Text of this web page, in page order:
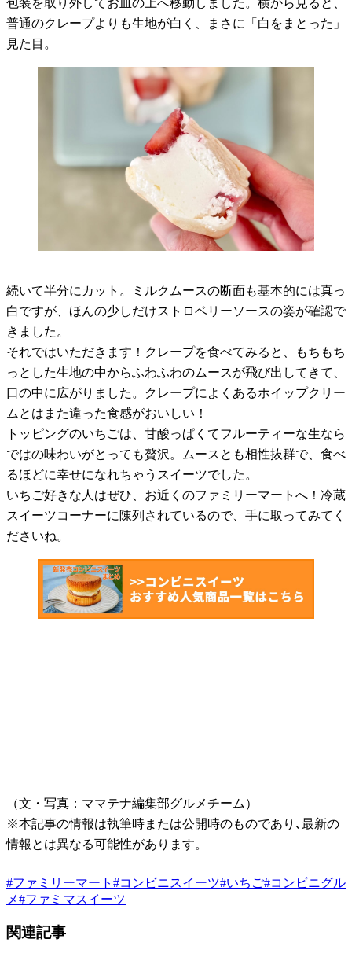
普通のクレープよりも生地が白く、まさに「白をまとった」
見た目。
続いて半分にカット。ミルクムースの断面も基本的には真っ
白ですが、ほんの少しだけストロベリーソースの姿が確認で
きました。
それではいただきます！クレープを食べてみると、もちもち
っとした生地の中からふわふわのムースが飛び出してきて、
口の中に広がりました。クレープによくあるホイップクリー
ムとはまた違った食感がおいしい！
トッピングのいちごは、甘酸っぱくてフルーティーな生なら
ではの味わいがとっても贅沢。ムースとも相性抜群で、食べ
るほどに幸せになれちゃうスイーツでした。
いちご好きな人はぜひ、お近くのファミリーマートへ！冷蔵
スイーツコーナーに陳列されているので、手に取ってみてく
ださいね。
（文・写真：ママテナ編集部グルメチーム）
※本記事の情報は執筆時または公開時のものであり､最新の
情報とは異なる可能性があります。
#ファミリーマート #コンビニスイーツ#いちご#コンビニグル
メ#ファミマスイーツ
関連記事